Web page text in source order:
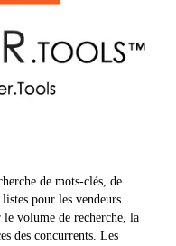
de mots-clés, de
pour les vendeurs
volume de recherche, la
des concurrents. Les